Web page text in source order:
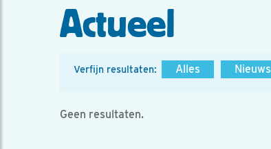
Actueel
Verfijn resultaten: Alles Nieuws
Geen resultaten.